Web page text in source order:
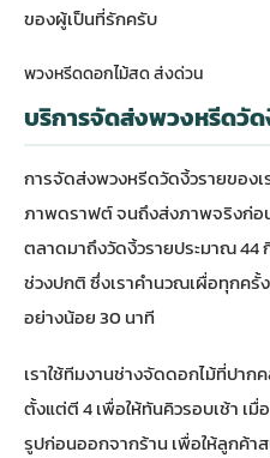
ของผู้เป็นที่รักครับ
พวงหรีดดอกไม้สด ส่งด่วน
บริการจัดส่งพวงหรีดวั
การจัดส่งพวงหรีดวัดงิ้วรายของเ
ภาพดราฟต์ จนถึงส่งภาพจริงก่อ
ตลาดมาถึงวัดงิ้วรายประมาณ 44
ช่วงปกติ ซึ่งเราคำนวณเผื่อทุกค
อย่างน้อย 30 นาที
เราใช้ทีมงานช่างจัดดอกไม้ที่ปาก
ตั้งแต่ตี 4 เพื่อให้ทันคิวรอบเช้า เ
รูปก่อนออกจากร้าน เพื่อให้ลูกค้า